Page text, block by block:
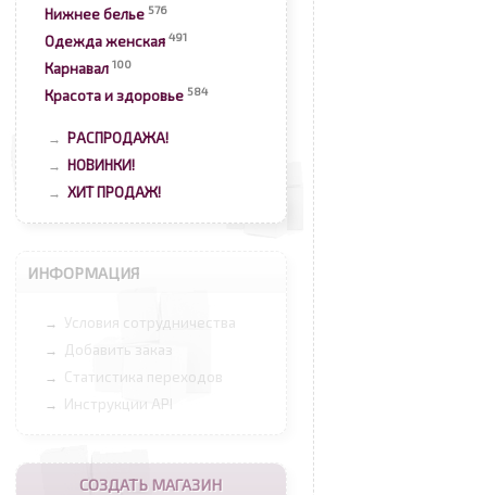
Нижнее белье 576
Одежда женская 491
Карнавал 100
Красота и здоровье 584
→ РАСПРОДАЖА!
→ НОВИНКИ!
→ ХИТ ПРОДАЖ!
ИНФОРМАЦИЯ
→ Условия сотрудничества
→ Добавить заказ
→ Статистика переходов
→ Инструкции API
СОЗДАТЬ МАГАЗИН